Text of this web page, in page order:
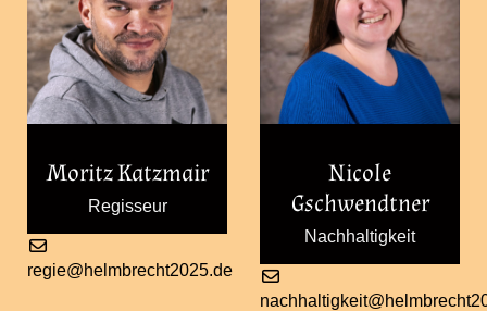
Moritz Katzmair
Regisseur
regie@helmbrecht2025.de
Nicole
Gschwendtner
Nachhaltigkeit